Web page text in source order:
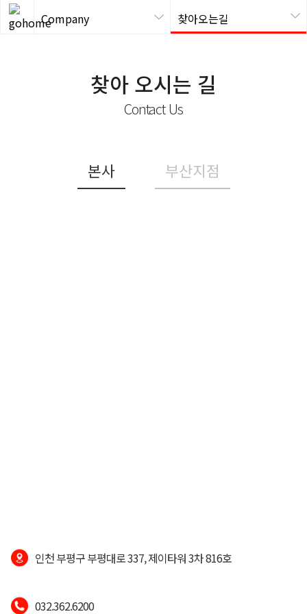
Company 찾아오는길
찾아 오시는 길
Contact Us
본사 부산지점
인천 부평구 부평대로 337, 제이타워 3차 816호
032.362.6200